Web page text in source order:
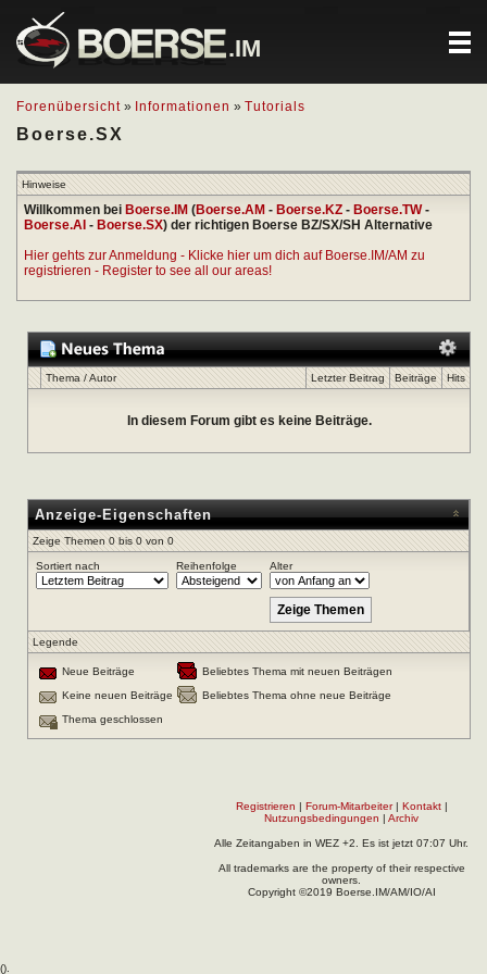
.IM
Forenübersicht » Informationen » Tutorials
Boerse.SX
Hinweise
Willkommen bei Boerse.IM (Boerse.AM - Boerse.KZ - Boerse.TW-
Boerse.AI - Boerse.SX) der richtigen Boerse BZ/SX/SH Alternative
Hier gehts zur Anmeldung - Klicke hier um dich auf Boerse.IM/AM zu
registrieren - Register to see all our areas!
Thema/Autor Letzter Beitrag Beiträge Hits
In diesem Forum gibt es keine Beiträge.
Anzeige-Eigenschaften
Zeige Themen 0 bis 0 von 0
Sortiert nach Reihenfolge Alter
Legende
Neue Beiträge
Beliebtes Thema mit neuen Beiträgen
Keine neuen Beiträge
Beliebtes Thema ohne neue Beiträge
Thema geschlossen
Registrieren | Forum-Mitarbeiter| Kontakt|
Nutzungsbedingungen | Archiv
Alle Zeitangaben in WEZ +2. Es ist jetzt 07:07 Uhr.
All trademarks are the property of their respective
owners.
Copyright ©2019 Boerse.IM/AM/IO/AI
().